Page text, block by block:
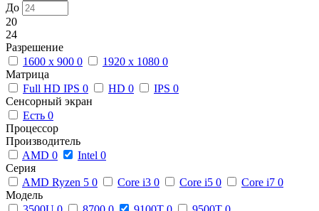
До
20
24
Разрешение
1600 x 900 0 1920 x 1080 0
Матрица
Full HD IPS 0 HD 0 IPS 0
Сенсорный экран
Есть 0
Процессор
Производитель
AMD 0 Intel 0
Серия
AMD Ryzen 5 0 Core i3 0 Core i5 0 Core i7 0
Модель